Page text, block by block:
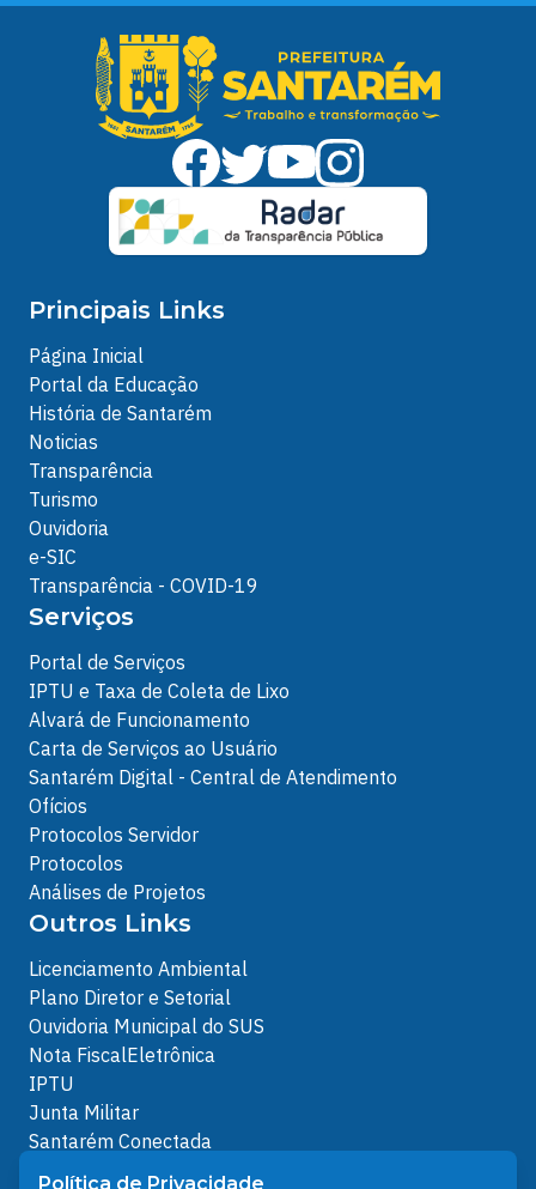
Principais Links
Página Inicial
Portal da Educação
História de Santarém
Noticias
Transparência
Turismo
Ouvidoria
e-SIC
Transparência - COVID-19
Serviços
Portal de Serviços
IPTU e Taxa de Coleta de Lixo
Alvará de Funcionamento
Carta de Serviços ao Usuário
Santarém Digital - Central de Atendimento
Ofícios
Protocolos Servidor
Protocolos
Análises de Projetos
Outros Links
Licenciamento Ambiental
Plano Diretor e Setorial
Ouvidoria Municipal do SUS
Nota FiscalEletrônica
IPTU
Junta Militar
Santarém Conectada
Política de Privacidade
Política de Privacidade